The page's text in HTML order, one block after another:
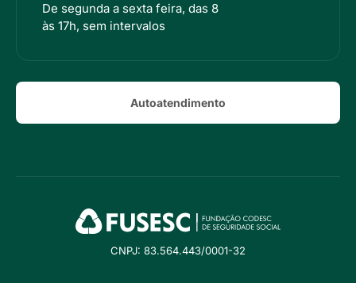
De segunda a sexta feira, das 8
às 17h, sem intervalos
Autoatendimento
CNPJ: 83.564.443/0001-32